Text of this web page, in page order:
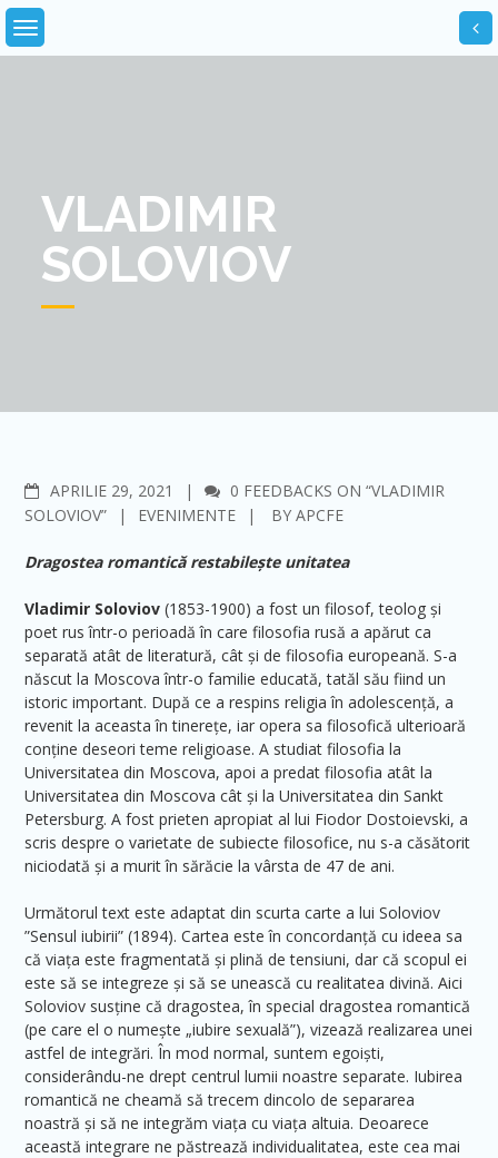
Skip
to
content
VLADIMIR
SOLOVIOV
APRILIE 29, 2021 COMMENTS
0 FEEDBACKS ON “VLADIMIR
SOLOVIOV”
EVENIMENTE BYAPCFE
Dragostea romantică restabilește unitatea
Vladimir Soloviov (1853-1900) a fost un filosof, teolog și
poet rus într-o perioadă în care filosofia rusă a apărut ca
separată atât de literatură, cât și de filosofia europeană. S-a
născut la Moscova într-o familie educată, tatăl său fiind un
istoric important. După ce a respins religia în adolescență, a
revenit la aceasta în tinerețe, iar opera sa filosofică ulterioară
conține deseori teme religioase. A studiat filosofia la
Universitatea din Moscova, apoi a predat filosofia atât la
Universitatea din Moscova cât și la Universitatea din Sankt
Petersburg. A fost prieten apropiat al lui Fiodor Dostoievski, a
scris despre o varietate de subiecte filosofice, nu s-a căsătorit
niciodată și a murit în sărăcie la vârsta de 47 de ani.
Următorul text este adaptat din scurta carte a lui Soloviov
”Sensul iubirii” (1894). Cartea este în concordanță cu ideea sa
că viața este fragmentată și plină de tensiuni, dar că scopul ei
este să se integreze și să se unească cu realitatea divină. Aici
Soloviov susține că dragostea, în special dragostea romantică
(pe care el o numește „iubire sexuală”), vizează realizarea unei
astfel de integrări. În mod normal, suntem egoiști,
considerându-ne drept centrul lumii noastre separate. Iubirea
romantică ne cheamă să trecem dincolo de separarea
noastră și să ne integrăm viața cu viața altuia. Deoarece
această integrare ne păstrează individualitatea, este cea mai